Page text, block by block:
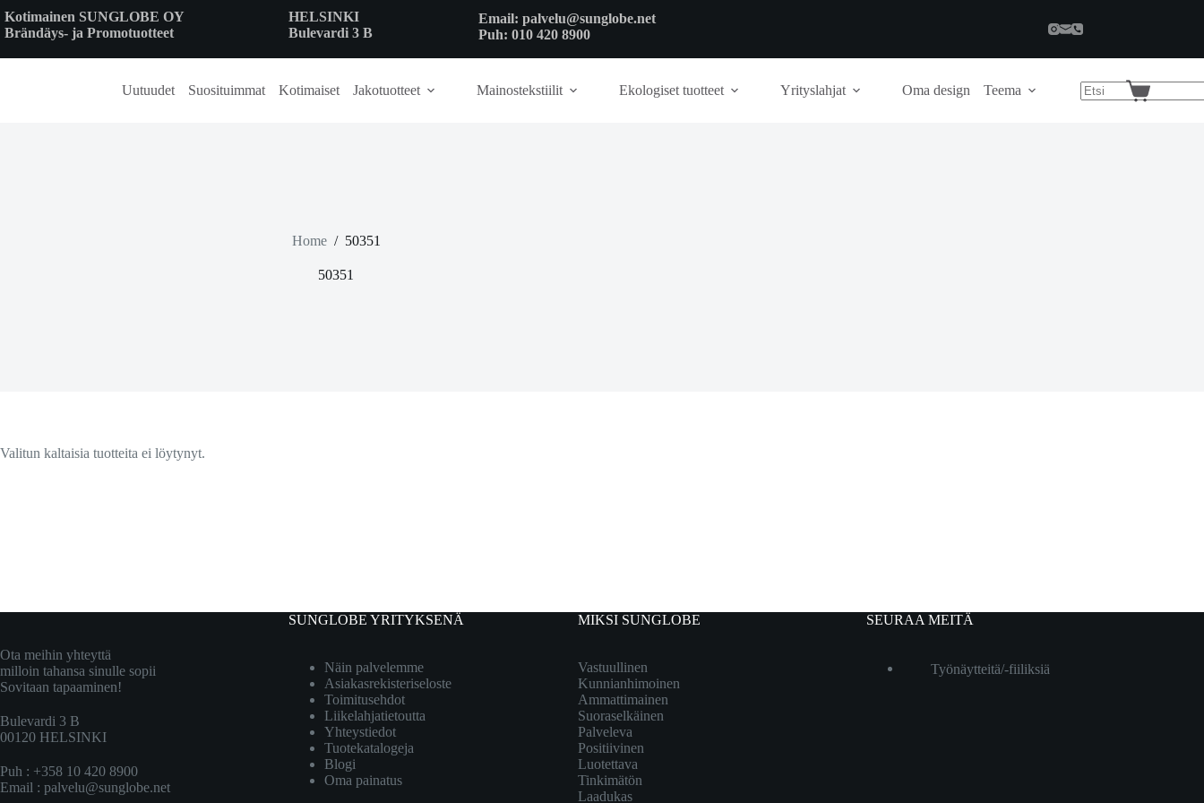
to
content
Kotimainen SUNGLOBE OY
Brändäys- ja Promotuotteet
HELSINKI
Bulevardi 3 B
Email: palvelu@sunglobe.net
Puh: 010 420 8900
Uutuudet Suosituimmat Kotimaiset Jakotuotteet Mainostekstiilit Ekologiset tuotteet Yrityslahjat Oma design Teema
Shopping
Home / 50351
50351
Valitun kaltaisia tuotteita ei löytynyt.
Ota meihin yhteyttä
milloin tahansa sinulle sopii
Sovitaan tapaaminen!
Bulevardi 3 B
00120 HELSINKI
Puh : +358 10 420 8900
Email : palvelu@sunglobe.net
SUNGLOBE YRITYKSENÄ
Näin palvelemme
Asiakasrekisteriseloste
Toimitusehdot
Liikelahjatietoutta
Yhteystiedot
Tuotekatalogeja
Blogi
Oma painatus
MIKSI SUNGLOBE
Vastuullinen
Kunnianhimoinen
Ammattimainen
Suoraselkäinen
Palveleva
Positiivinen
Luotettava
Tinkimätön
Laadukas
SEURAA MEITÄ
Työnäytteitä/-fiiliksiä